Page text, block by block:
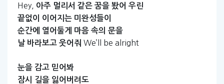
Hey, 아주 멀리서 같은 꿈을 봤어 우린
끝없이
이어지는 미완성들이
순간에
열어둘게 마음 속의 문을
날 바라보고 웃어줘 We’ll be alright
눈을 감고 믿어봐
잠시
길을 잃어버려도